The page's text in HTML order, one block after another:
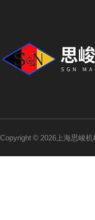
Copyright © 2026上海思峻